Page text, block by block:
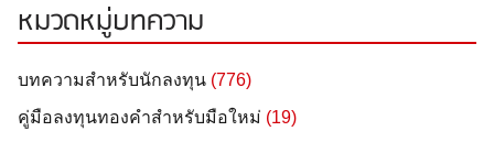
หมวดหมู่บทความ
บทความสำหรับนักลงทุน (776)
คู่มือลงทุนทองคำสำหรับมือใหม่ (19)